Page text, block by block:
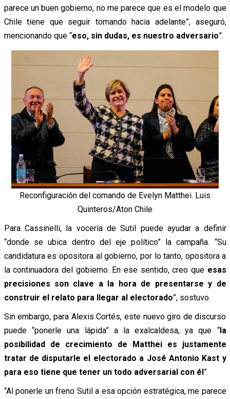
parece un buen gobierno, no me parece que es el modelo que
Chile tiene que seguir tomando hacia adelante”, aseguró,
mencionando que “eso, sin dudas, es nuestro adversario”.
Reconfiguración del comando de Evelyn Matthei. Luis
Quinteros/Aton Chile
Para Cassinelli, la vocería de Sutil puede ayudar a definir
“donde se ubica dentro del eje político” la campaña. “Su
candidatura es opositora al gobierno, por lo tanto, opositora a
la continuadora del gobierno. En ese sentido, creo que esas
precisiones son clave a la hora de presentarse y de
construir el relato para llegar al electorado”, sostuvo.
Sin embargo, para Alexis Cortés, este nuevo giro de discurso
puede “ponerle una lápida” a la exalcaldesa, ya que “la
posibilidad de crecimiento de Matthei es justamente
tratar de disputarle el electorado a José Antonio Kast y
para eso tiene que tener un todo adversarial con él”.
“Al ponerle un freno Sutil a esa opción estratégica, me parece